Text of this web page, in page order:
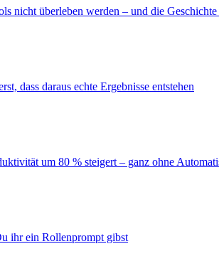
nicht überleben werden – und die
dass daraus echte Ergebnisse entstehen
um 80 % steigert – ganz ohne
ihr ein Rollenprompt gibst